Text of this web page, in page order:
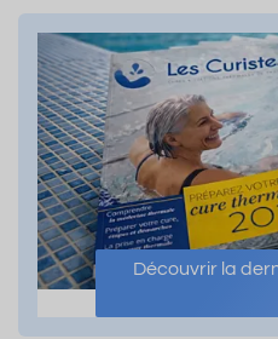
Découvrir la